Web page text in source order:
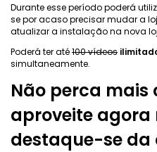
Durante esse período poderá
se por acaso precisar mudar a
atualizar a instalação na nova
Poderá ter até100 vídeos
simultaneamente.
Não perca mais
aproveite agora
destaque-se da